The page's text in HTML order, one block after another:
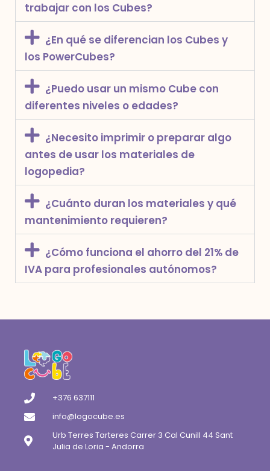
trabajar con los Cubes?
¿En qué se diferencian los Cubes y
los PowerCubes?
¿Puedo usar un mismo Cube con
diferentes niveles o edades?
¿Necesito imprimir o preparar algo
antes de usar los materiales de
logopedia?
¿Cuánto duran los materiales y qué
mantenimiento requieren?
¿Cómo funciona el ahorro del 21% de
IVA para profesionales autónomos?
+376 637111
info@logocube.es
Urb Terres Tarteres Carrer 3 Cal Cunill 44 Sant
Julia de Loria - Andorra